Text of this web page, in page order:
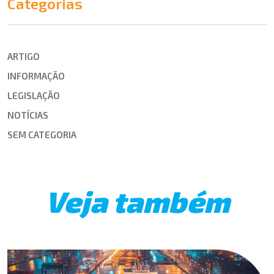
ARTIGO
INFORMAÇÃO
LEGISLAÇÃO
NOTÍCIAS
SEM CATEGORIA
Veja também